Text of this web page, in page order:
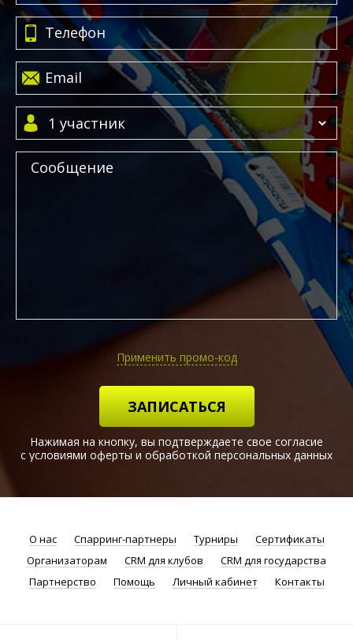
Применить промо-код
ЗАПИСАТЬСЯ
Нажимая на кнопку, вы подтверждаете свое согласие
с условиями оферты и обработкой персональных данных
О нас Спарринг-партнеры Турниры
Сертификаты
Организаторам
CRM для клубов
CRM для государства
Партнерство
Помощь Личный кабинет Контакты